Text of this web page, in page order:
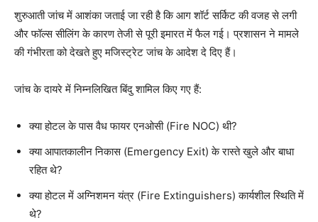
शुरुआती जांच में आशंका जताई जा रही है कि आग शॉर्ट सर्किट की वजह से लगी
और फॉल्स सीलिंग के कारण तेजी से पूरी इमारत में फैल गई। प्रशासन ने मामले
की गंभीरता को देखते हुए मजिस्ट्रेट जांच के आदेश दे दिए हैं।
जांच के दायरे में निम्नलिखित बिंदु शामिल किए गए हैं:
क्या होटल के पास वैध फायर एनओसी (Fire NOC) थी?
क्या आपातकालीन निकास (Emergency Exit) के रास्ते खुले और बाधा
रहित थे?
क्या होटल में अग्निशमन यंत्र (Fire Extinguishers) कार्यशील स्थिति में
थे?